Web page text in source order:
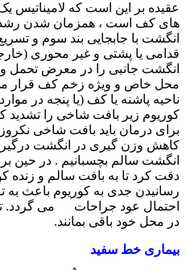
عقیده بر این است که لامیناتیس
های کف است ، همزمان شدن رشد
انگشت با جابجایی بند سوم و
قدامی یا پشتی و غیر محوری
انگشت جانبی را در معرض تحمل
محل خاص و ویژه زخم کف قرار
ناحیه پاشنه یا کف (یا پنجه در
کوریوم زیر بافت شاخی را تشدید
برای درمان باید بافت شاخی
کاهش وزن گیری در انگشت درگیر
انگشت سالم بچسبانیم . در حین
دقت کرد تا به بافت سالم و زنده
رسانیدن جدی به کوریوم باعث به
احتمال عود جراحات می گردد.
در محل خود باقی بمانند.
بیماری خط سفید